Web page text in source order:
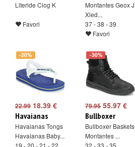
Literide Clog K
Favori
Montantes Geox J
Xled...
37 - 38 - 39
Favori
-20%
22.99 18.39 €
Havaianas
Havaianas Tongs
Havaianas Baby...
19 - 20 - 21 - 22
-30%
79.9555.97 €
Bullboxer
Bullboxer Baskets
Montantes ...
32 - 33 - 35